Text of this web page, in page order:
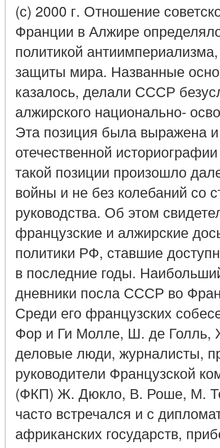
(с) 2000 г. Отношение
Франции в Алжире
политикой
защиты мира. Названные
казалось, делали СССР
алжирского национально-
Эта позиция была выражена и
отечественной
такой позиции произошло
войны и не без колебаний со
руководства. Об этом
французские и алжирские
политики РФ, ставшие
в последние годы.
дневники посла СССР во
Среди его французских
Фор и Ги Молле, Ш. де
деловые люди, журналисты,
руководители Французской
(ФКП) Ж. Дюкло, В. Роше, М.
часто встречался и с
африканских государств,